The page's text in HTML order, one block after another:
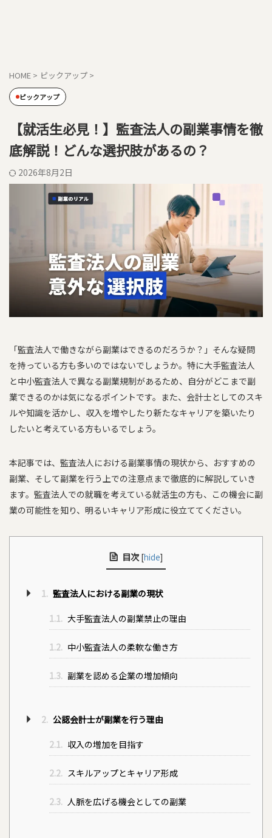
HOME > ピックアップ >
ピックアップ
【就活生必見！】監査法人の副業事情を徹
底解説！どんな選択肢があるの？
2026年8月2日
「監査法人で働きながら副業はできるのだろうか？」そんな疑問
を持っている方も多いのではないでしょうか。特に大手監査法人
と中小監査法人で異なる副業規制があるため、自分がどこまで副
業できるのかは気になるポイントです。また、会計士としてのスキ
ルや知識を活かし、収入を増やしたり新たなキャリアを築いたり
したいと考えている方もいるでしょう。
本記事では、監査法人における副業事情の現状から、おすすめの
副業、そして副業を行う上での注意点まで徹底的に解説していき
ます。監査法人での就職を考えている就活生の方も、この機会に副
業の可能性を知り、明るいキャリア形成に役立ててください。
目次 [hide]
1. 監査法人における副業の現状
1.1. 大手監査法人の副業禁止の理由
1.2. 中小監査法人の柔軟な働き方
1.3. 副業を認める企業の増加傾向
2. 公認会計士が副業を行う理由
2.1. 収入の増加を目指す
2.2. スキルアップとキャリア形成
2.3. 人脈を広げる機会としての副業